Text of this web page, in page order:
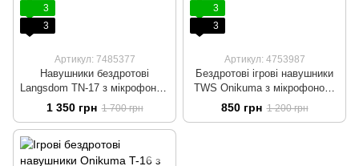
3
3
Артикул: 7485377
Навушники бездротові
Langsdom TN-17 з мікрофоном
та активним
шумоподавленням Бежевий
1 350 грн 1 700 грн
3
3
Артикул: 4753987
Бездротові ігрові навушники
TWS Onikuma з мікрофоном,
геймерські, RGB підсвітка,
активне шумоподавлення, до
850 грн 1 200 грн